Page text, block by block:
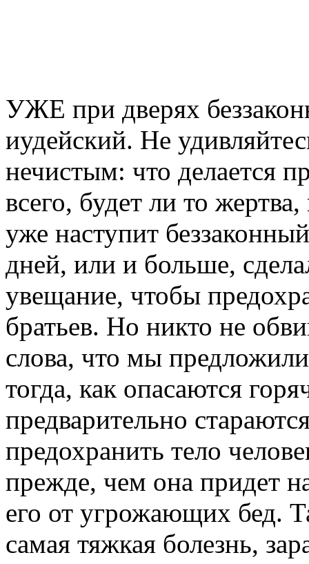
УЖЕ при дверях
иудейский. Не
нечистым: что делается
всего, будет ли то
уже наступит
дней, или и больше,
увещание, чтобы
братьев. Но никто не
слова, что мы
тогда, как опасаются
предварительно
предохранить тело
прежде, чем она придет
его от угрожающих бед.
самая тяжкая болезнь,